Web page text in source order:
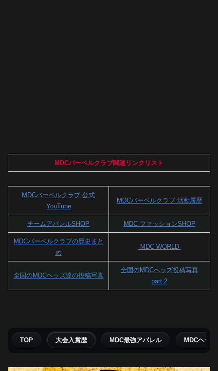
MDCバーベルクラブ関連リンクリスト
MDCバーベルクラブ 公式
YouTube
MDCバーベルクラブ 活動履歴
チームアパレルSHOP MDC ファッションSHOP
MDCバーベルクラブの歴史まと
め
-MDC WORLD-
全国のMDCヘッズ達の投稿写真
全国のMDCヘッズ投稿写真
part.2
TOP 大会入賞歴 MDC最強アパレル MDCヘッ